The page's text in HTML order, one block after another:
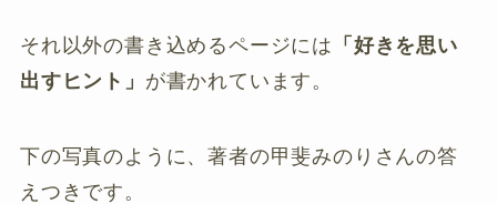
それ以外の書き込めるページには 「好きを思い
出すヒント」 が書かれています。
下の写真のように、著者の甲斐みのりさんの答
えつきです。